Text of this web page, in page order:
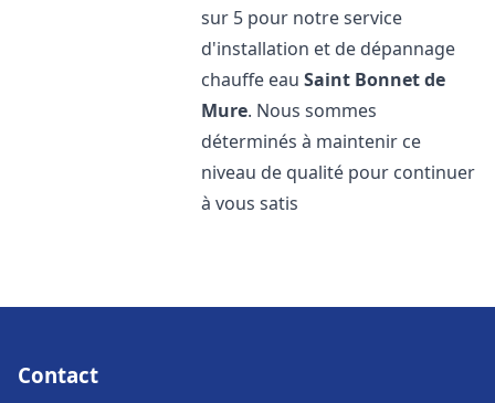
sur 5 pour notre service
d'installation et de dépannage
chauffe eauSaint Bonnet de
Mure. Nous sommes
déterminés à maintenir ce
niveau de qualité pour continuer
à vous satis
Contact